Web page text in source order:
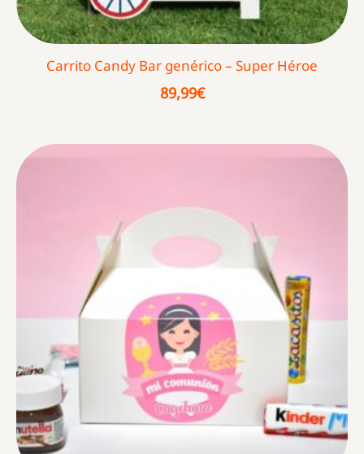
Carrito Candy Bar genérico – Super Héroe
89,99€